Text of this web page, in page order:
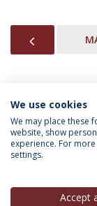
We use cookies
We may place these
website, show
experience. For
settings.
Accept